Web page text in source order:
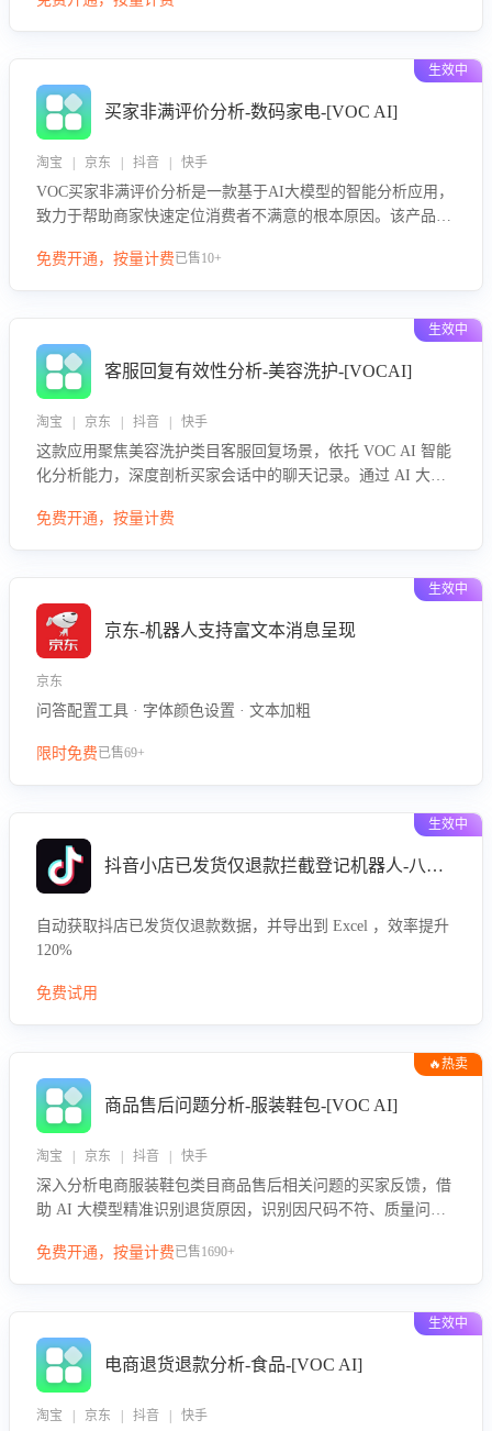
绪、归因争议根源，并客观评估客服应对合理性与成效。系统
生效中
买家非满评价分析-数码家电-[VOC AI]
淘宝 | 京东 | 抖音 | 快手
VOC买家非满评价分析是一款基于AI大模型的智能分析应用，
致力于帮助商家快速定位消费者不满意的根本原因。该产品可
或其它部门原因，明确责任归属，提供可落地的改进建议与策
免费开通，按量计费已售10+
生效中
客服回复有效性分析-美容洗护-[VOCAI]
淘宝 | 京东 | 抖音 | 快手
这款应用聚焦美容洗护类目客服回复场景，依托 VOC AI 智能
化分析能力，深度剖析买家会话中的聊天记录。通过 AI 大模
效性与完整性，输出针对性改进策略，助力商家快速优化快捷
免费开通，按量计费
生效中
京东-机器人支持富文本消息呈现
京东
问答配置工具 · 字体颜色设置 · 文本加粗
限时免费已售69+
生效中
抖音小店已发货仅退款拦截登记机器人-八爪鱼
自动获取抖店已发货仅退款数据，并导出到 Excel ，效率提升
120%
免费试用
🔥热卖
商品售后问题分析-服装鞋包-[VOC AI]
淘宝 | 京东 | 抖音 | 快手
深入分析电商服装鞋包类目商品售后相关问题的买家反馈，借
助 AI 大模型精准识别退货原因，识别因尺码不符、质量问题
商家优化产品或服务，实现销售额的显著提升。
免费开通，按量计费已售1690+
生效中
电商退货退款分析-食品-[VOC AI]
淘宝 | 京东 | 抖音 | 快手